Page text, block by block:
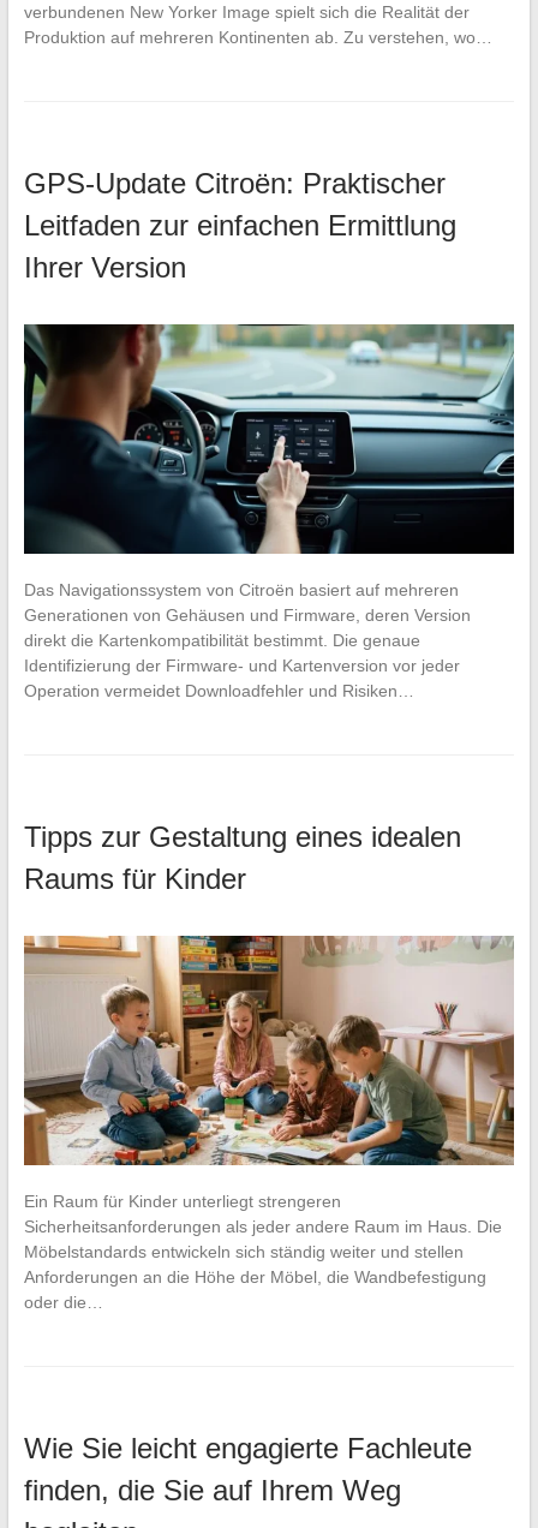
verbundenen New Yorker Image spielt sich die Realität der
Produktion auf mehreren Kontinenten ab. Zu verstehen, wo…
GPS-Update Citroën: Praktischer
Leitfaden zur einfachen Ermittlung
Ihrer Version
Das Navigationssystem von Citroën basiert auf mehreren
Generationen von Gehäusen und Firmware, deren Version
direkt die Kartenkompatibilität bestimmt. Die genaue
Identifizierung der Firmware- und Kartenversion vor jeder
Operation vermeidet Downloadfehler und Risiken…
Tipps zur Gestaltung eines idealen
Raums für Kinder
Ein Raum für Kinder unterliegt strengeren
Sicherheitsanforderungen als jeder andere Raum im Haus. Die
Möbelstandards entwickeln sich ständig weiter und stellen
Anforderungen an die Höhe der Möbel, die Wandbefestigung
oder die…
Wie Sie leicht engagierte Fachleute
finden, die Sie auf Ihrem Weg